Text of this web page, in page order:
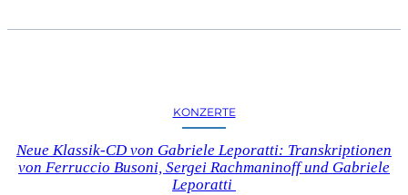
KONZERTE
Neue Klassik-CD von Gabriele Leporatti: Transkriptionen
von Ferruccio Busoni, Sergei Rachmaninoff und Gabriele
Leporatti